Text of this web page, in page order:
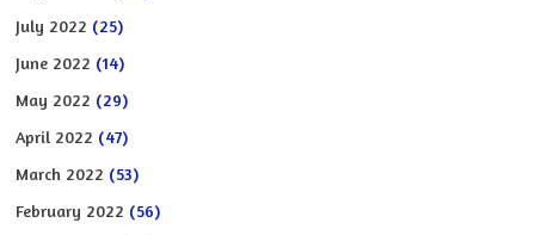
July 2022 (25)
June 2022 (14)
May 2022 (29)
April 2022 (47)
March 2022 (53)
February 2022 (56)